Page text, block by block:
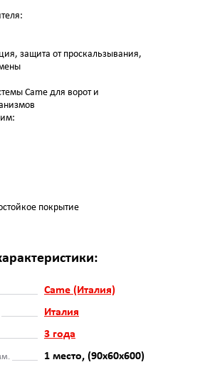
защита от проскальзывания,
Came для ворот и
покрытие
Came (Италия)
Италия
3 года
1 место, (90х60х600)